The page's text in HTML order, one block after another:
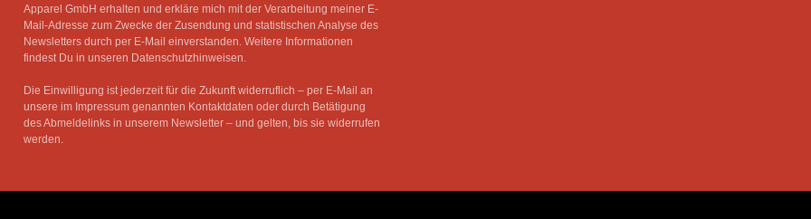
Apparel GmbH erhalten und erkläre mich mit der Verarbeitung meiner E-
Mail-Adresse zum Zwecke der Zusendung und statistischen Analyse des
Newsletters durch per E-Mail einverstanden. Weitere Informationen
findest Du in unseren Datenschutzhinweisen.
Die Einwilligung ist jederzeit für die Zukunft widerruflich – per E-Mail an
unsere im Impressum genannten Kontaktdaten oder durch Betätigung
des Abmeldelinks in unserem Newsletter – und gelten, bis sie widerrufen
werden.